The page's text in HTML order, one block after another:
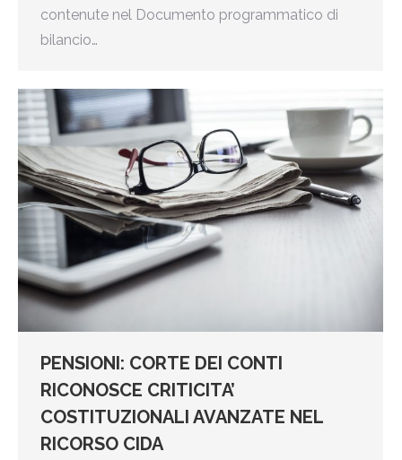
contenute nel Documento programmatico di
bilancio…
PENSIONI: CORTE DEI CONTI
RICONOSCE CRITICITA’
COSTITUZIONALI AVANZATE NEL
RICORSO CIDA